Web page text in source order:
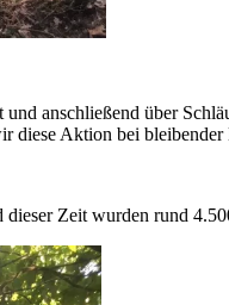
anschließend über
diese Aktion bei
Zeit wurden rund